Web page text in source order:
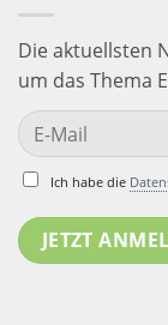
Die aktuellsten
um das Thema
Ich habe die